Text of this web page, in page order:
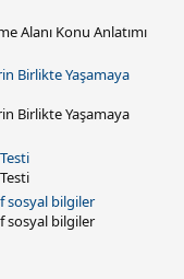
Alanı Konu Anlatımı
Birlikte Yaşamaya
Birlikte Yaşamaya
sosyal bilgiler
sosyal bilgiler